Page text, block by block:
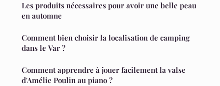
Les produits nécessaires pour avoir une belle peau
en automne
Comment bien choisir la localisation de camping
dans le Var ?
Comment apprendre à jouer facilement la valse
d'Amélie Poulin au piano ?